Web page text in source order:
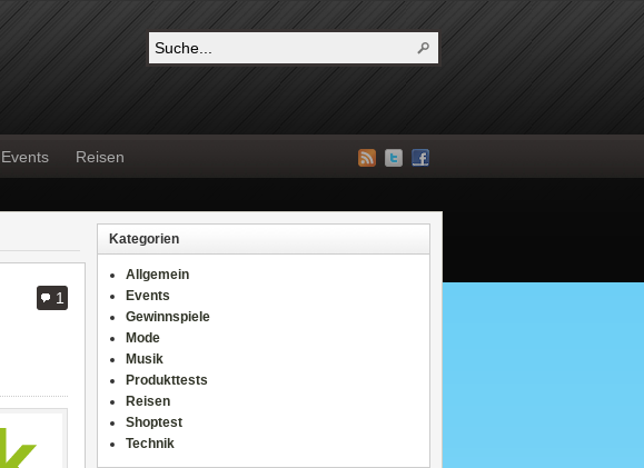
Events Reisen
1
Kategorien
Allgemein
Events
Gewinnspiele
Mode
Musik
Produkttests
Reisen
Shoptest
Technik